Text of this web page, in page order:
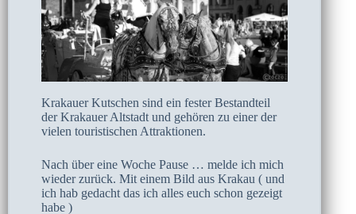
Krakauer Kutschen sind ein fester Bestandteil
der Krakauer Altstadt und gehören zu einer der
vielen touristischen Attraktionen.
Nach über eine Woche Pause … melde ich mich
wieder zurück. Mit einem Bild aus Krakau ( und
ich hab gedacht das ich alles euch schon gezeigt
habe )